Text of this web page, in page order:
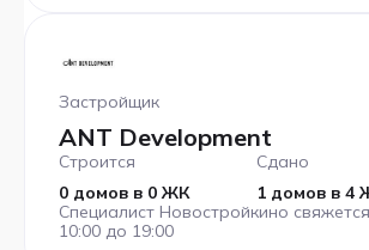
Застройщик
ANT Development
Строится
0 домов в 0 ЖК
Сдано
1 домов в 4
Специалист Новостройкино
10:00 до 19:00